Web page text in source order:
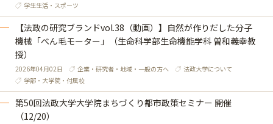
学生生活・スポーツ
【法政の研究ブランドvol.38（動画）】自然が作りだした分子
機械「べん毛モーター」（生命科学部生命機能学科 曽和義幸教
授）
2026年04月02日 企業・研究者・地域・一般の方へ
法政大学について
学部・大学院・付属校
第50回法政大学大学院まちづくり都市政策セミナー 開催
（12/20）